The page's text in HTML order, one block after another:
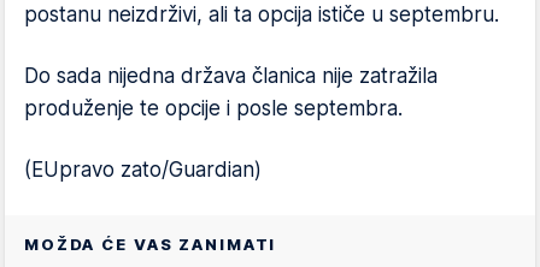
postanu neizdrživi, ali ta opcija ističe u septembru.
Do sada nijedna država članica nije zatražila
produženje te opcije i posle septembra.
(EUpravo zato/Guardian)
MOŽDA ĆE VAS ZANIMATI